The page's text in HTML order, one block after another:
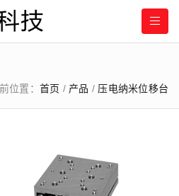
位置： 首页 / 产品 / 压电纳米位移台